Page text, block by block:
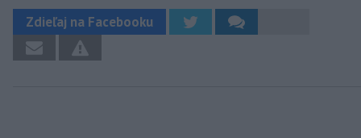
Zdieľaj na Facebooku